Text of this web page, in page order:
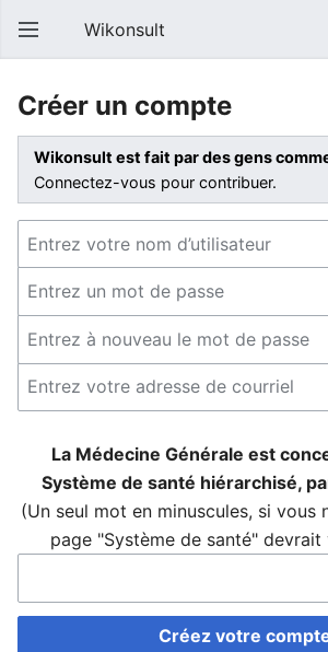
Wikonsult
Créer un compte
Wikonsult est fait par des gens
Connectez-vous pour contribuer.
La Médecine Générale est
Système de santé hiérarchisé,
(Un seul mot en minuscules, si vous
page "Système de santé" devrait
Créez votre